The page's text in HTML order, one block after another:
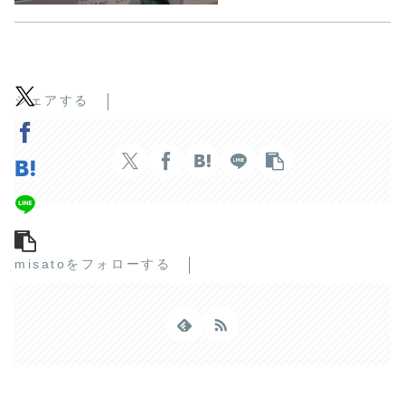
シェアする
misatoをフォローする